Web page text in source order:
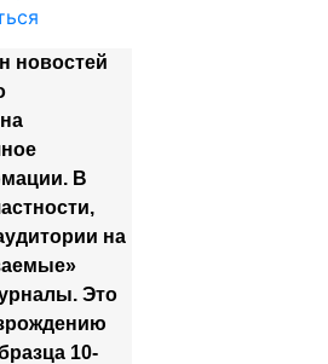
новостей
В
на
Это
10-